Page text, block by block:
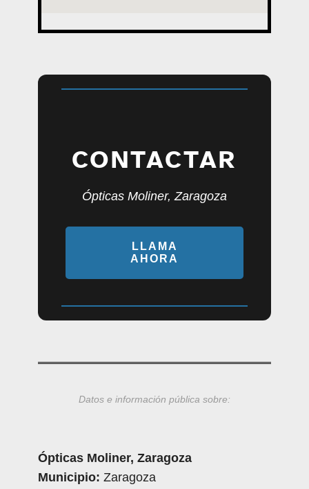
CONTACTAR
Ópticas Moliner, Zaragoza
LLAMA
AHORA
Datos e información pública sobre:
Ópticas Moliner, Zaragoza
Municipio: Zaragoza